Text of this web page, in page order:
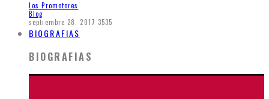
Los Promotores
Blog
septiembre 28, 2017 3535
BIOGRAFIAS
BIOGRAFIAS